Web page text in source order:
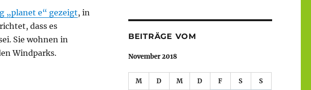
„planet e“ gezeigt, in
dass es
Sie wohnen in
Windparks.
BEITRÄGE VOM
November 2018
M D M D F S S